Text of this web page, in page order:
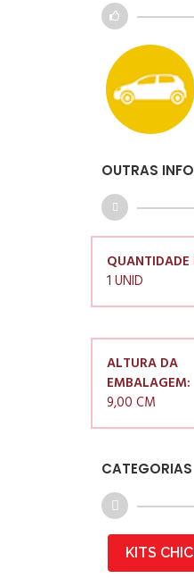
OUTRAS
1 UNID
ALTURA DA
EMBALAGEM:
9,00 CM
CATEGORIAS
KITS